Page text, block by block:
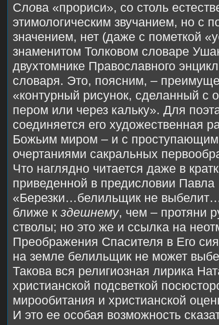
Слова «прориси», со столь
этимологическим звучанием, но с
значением, нет (даже с пометкой
знаменитом Толковом словаре
двухтомнике Православного
словаря. Это, поясним, –
«контурный рисунок, сделанный с
пером или через кальку». Для
соединяется его художественная
Божьим миром – и с
очертаниями сакральных
Что наглядно читается даже в
приведенной в предисловии Павла
«Березки…белильщик не
ближе к здешнему, чем – протяни
стволы; но это же и ссылка на
Преображения Спасителя в Его
на земле белильщик не может
Такова вся религиозная лирика
христианской подсветкой
мирообитания и христианской
И это ее особая возможность